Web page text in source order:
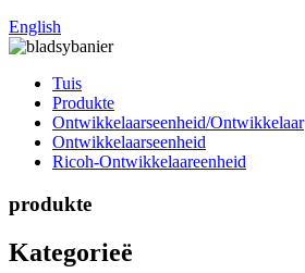
English
Tuis
Produkte
Ontwikkelaarseenheid/Ontwikkelaar
Ontwikkelaarseenheid
Ricoh-Ontwikkelaareenheid
produkte
Kategorieë